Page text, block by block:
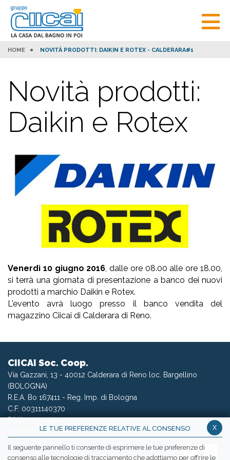
HOME NOVITÀ PRODOTTI: DAIKIN E ROTEX - CALDERARA#1
Novità prodotti:
Daikin e Rotex
Venerdì 10 giugno 2016 , dalle ore 08.00 alle ore 18.00,
si terrà una giornata di presentazione a banco dei nuovi
prodotti a marchio Daikin e Rotex.
L'evento avrà luogo presso il banco vendita del
magazzino Ciicai di Calderara di Reno.
CIICAI Soc. Coop.
Via Gazzani, 13 - 40012 Calderara di Reno loc. Bargellino
(BOLOGNA)
R.E.A. Bo 167411 - Reg. Imp. di Bologna
C.F. 00311140370
P.IVA: 00501541205
info@ciicai.com x
LE TUE PREFERENZE RELATIVE AL CONSENSO
Il seguente pannello ti consente di esprimere le tue preferenze di
consenso alle tecnologie di tracciamento che adottiamo per offrire le